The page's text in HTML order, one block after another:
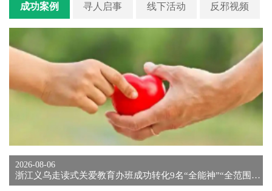
成功案例 寻人启事 线下活动 反邪视频
2026-08-06
浙江义乌走读式关爱教育办班成功转化9名“全能神”“全范围教会...